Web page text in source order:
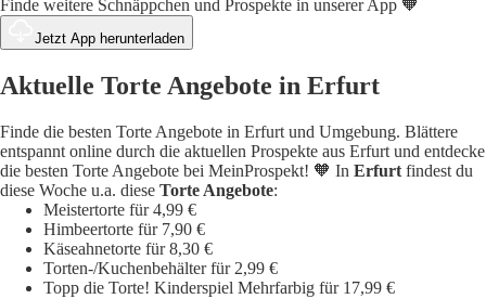
Finde weitere Schnäppchen und Prospekte in unserer App 🧡
Jetzt App herunterladen
Aktuelle Torte Angebote in Erfurt
Finde die besten Torte Angebote in Erfurt und Umgebung. Blättere
entspannt online durch die aktuellen Prospekte aus Erfurt und entdecke
die besten Torte Angebote bei MeinProspekt! 🧡 In Erfurt findest du
diese Woche u.a. diese Torte Angebote:
Meistertorte für 4,99 €
Himbeertorte für 7,90 €
Käseahnetorte für 8,30 €
Torten-/Kuchenbehälter für 2,99 €
Topp die Torte! Kinderspiel Mehrfarbig für 17,99 €